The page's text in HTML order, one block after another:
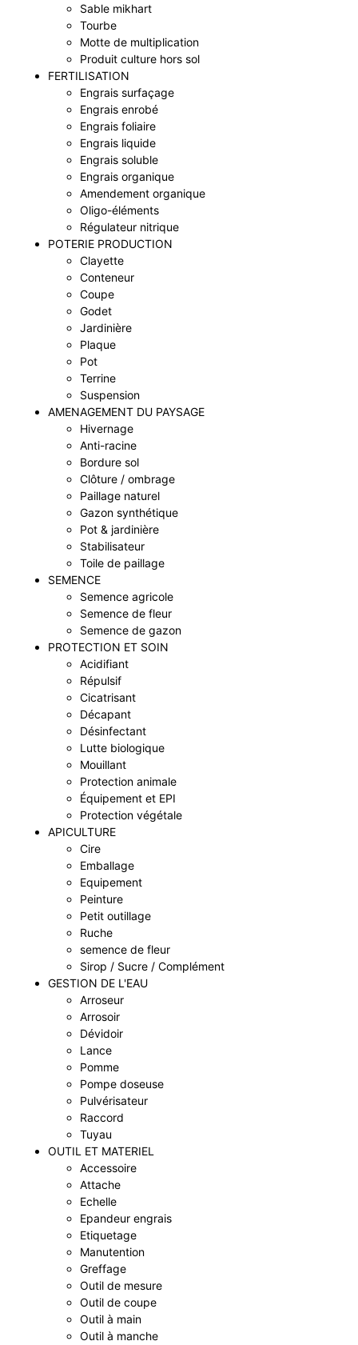
Sable mikhart
Tourbe
Motte de multiplication
Produit culture hors sol
FERTILISATION
Engrais surfaçage
Engrais enrobé
Engrais foliaire
Engrais liquide
Engrais soluble
Engrais organique
Amendement organique
Oligo-éléments
Régulateur nitrique
POTERIE PRODUCTION
Clayette
Conteneur
Coupe
Godet
Jardinière
Plaque
Pot
Terrine
Suspension
AMENAGEMENT DU PAYSAGE
Hivernage
Anti-racine
Bordure sol
Clôture / ombrage
Paillage naturel
Gazon synthétique
Pot & jardinière
Stabilisateur
Toile de paillage
SEMENCE
Semence agricole
Semence de fleur
Semence de gazon
PROTECTION ET SOIN
Acidifiant
Répulsif
Cicatrisant
Décapant
Désinfectant
Lutte biologique
Mouillant
Protection animale
Équipement et EPI
Protection végétale
APICULTURE
Cire
Emballage
Equipement
Peinture
Petit outillage
Ruche
semence de fleur
Sirop / Sucre / Complément
GESTION DE L'EAU
Arroseur
Arrosoir
Dévidoir
Lance
Pomme
Pompe doseuse
Pulvérisateur
Raccord
Tuyau
OUTIL ET MATERIEL
Accessoire
Attache
Echelle
Epandeur engrais
Etiquetage
Manutention
Greffage
Outil de mesure
Outil de coupe
Outil à main
Outil à manche